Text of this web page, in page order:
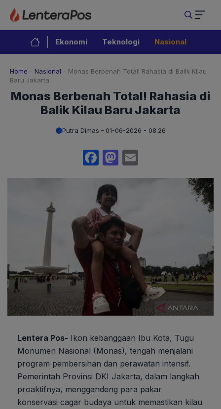
Langsung
isi
Ekonomi Teknologi Nasional
Home - Nasional - Monas Berbenah Total! Rahasia di Balik Kilau
Baru Jakarta
Monas Berbenah Total! Rahasia di
Balik Kilau Baru Jakarta
Putra Dimas 01-06-2026 - 08.26
Facebook
Mastodon
Lentera Pos- Ikon kebanggaan Ibu Kota, Tugu
Monumen Nasional (Monas), tengah menjalani
program pembersihan dan perawatan intensif.
Pemerintah Provinsi DKI Jakarta, dalam langkah
proaktifnya, menggandeng para pakar
konservasi cagar budaya untuk memastikan kilau